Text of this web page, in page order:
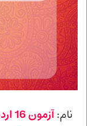
نام:آزمون 16 اردیبهشت گاج